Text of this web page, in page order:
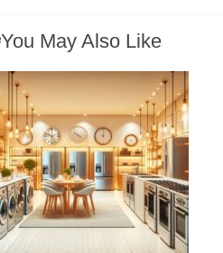
You May Also Like